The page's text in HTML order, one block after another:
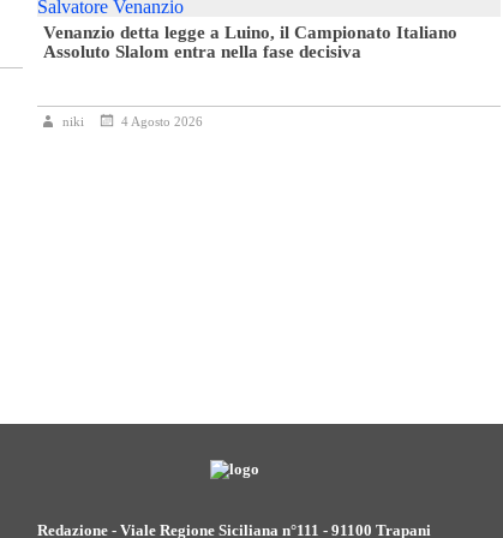
Venanzio detta legge a Luino, il Campionato Italiano
Assoluto Slalom entra nella fase decisiva
niki 4 Agosto 2026
Redazione - Viale Regione Siciliana n°111 - 91100 Trapani